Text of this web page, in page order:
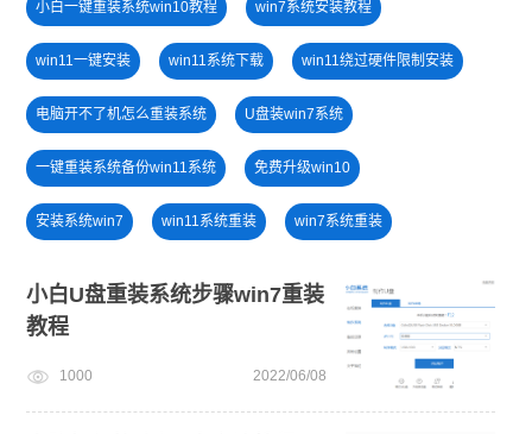
小白一键重装系统win10教程 win7系统安装教程
win11一键安装 win11系统下载 win11绕过硬件限制安装
电脑开不了机怎么重装系统 U盘装win7系统
一键重装系统备份win11系统 免费升级win10
安装系统win7 win11系统重装 win7系统重装
电脑开不了机
windows11安装教程 笔记本蓝屏怎么重装系统 win11升级
小白U盘重装系统步骤win7重装
教程
1000 2022/06/08